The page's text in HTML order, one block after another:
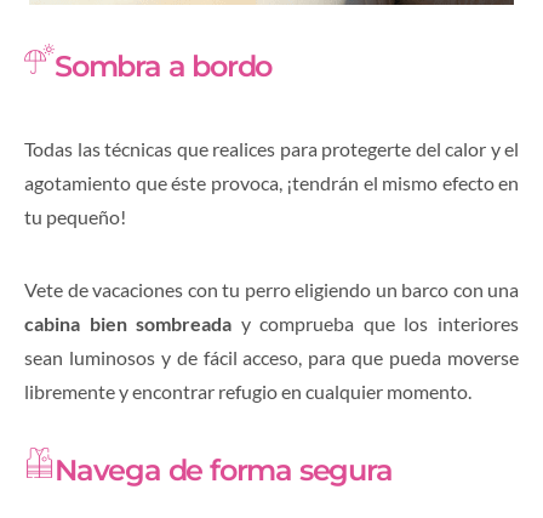
Sombra a bordo
Todas las técnicas que realices para protegerte del calor y el
agotamiento que éste provoca, ¡tendrán el mismo efecto en
tu pequeño!
Vete de vacaciones con tu perro eligiendo un barco con una
cabina bien sombreada y comprueba que los interiores
sean luminosos y de fácil acceso, para que pueda moverse
libremente y encontrar refugio en cualquier momento.
Navega de forma segura